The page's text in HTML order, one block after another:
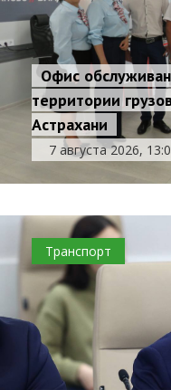
Офис
территории
Астрахани
7 августа 2026,
Транспорт